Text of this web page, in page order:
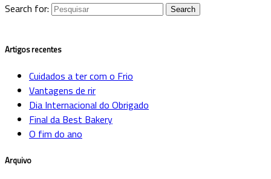
Search for:
Artigos recentes
Cuidados a ter com o Frio
Vantagens de rir
Dia Internacional do Obrigado
Final da Best Bakery
O fim do ano
Arquivo